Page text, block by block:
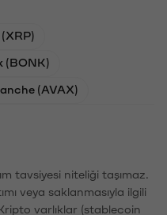
(BONK)
(AVAX)
tavsiyesi niteliği taşımaz.
veya saklanmasıyla ilgili
varlıklar (stablecoin